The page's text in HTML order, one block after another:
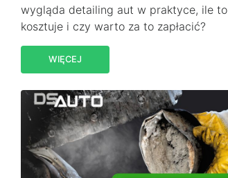
wygląda detailing aut w praktyce, ile to
kosztuje i czy warto za to zapłacić?
WIĘCEJ